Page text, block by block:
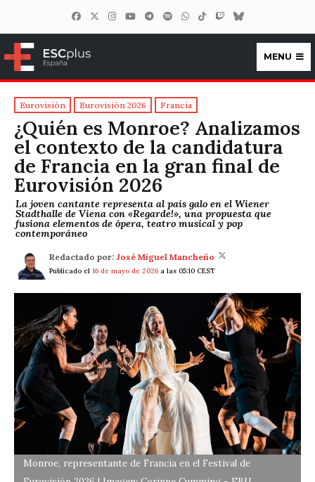
ESCplus España
MENU
Eurovisión Eurovisión 2026 Francia
¿Quién es Monroe? Analizamos
el contexto de la candidatura
de Francia en la gran final de
Eurovisión 2026
La joven cantante representa al país galo en el Wiener
Stadthalle de Viena con «Regarde!», una propuesta que
fusiona elementos de ópera, teatro musical y pop
contemporáneo
Redactado por: José Miguel Mancheño
Publicado el 16 de mayo de 2026 a las 05:10 CEST
Monroe, representante de Francia en el Festival de